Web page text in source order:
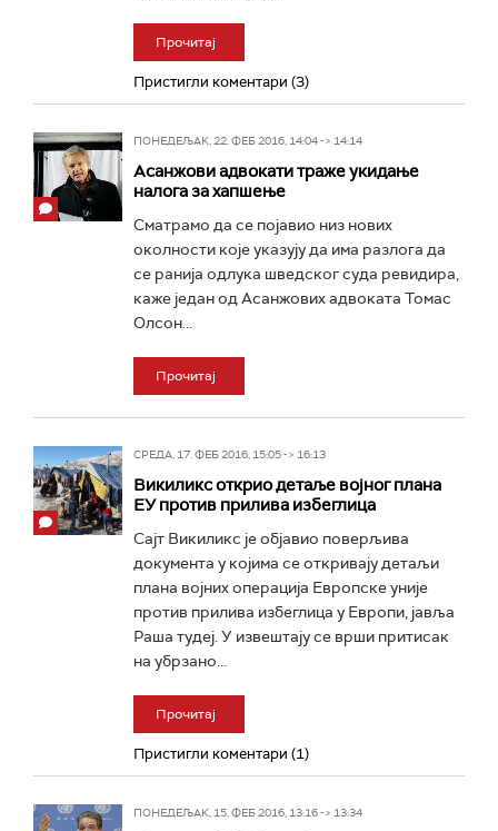
Прочитај
Пристигли коментари (3)
ПОНЕДЕЉАК, 22. ФЕБ 2016, 14:04 -> 14:14
Асанжови адвокати траже укидање
налога за хапшење
Сматрамо да се појавио низ нових
околности које указују да има разлога да
се ранија одлука шведског суда ревидира,
каже један од Асанжових адвоката Томас
Олсон...
Прочитај
СРЕДА, 17. ФЕБ 2016, 15:05 -> 16:13
Викиликс открио детаље војног плана
ЕУ против прилива избеглица
Сајт Викиликс је објавио поверљива
документа у којима се откривају детаљи
плана војних операција Европске уније
против прилива избеглица у Европи, јавља
Раша тудеј. У извештају се врши притисак
на убрзано...
Прочитај
Пристигли коментари (1)
ПОНЕДЕЉАК, 15. ФЕБ 2016, 13:16 -> 13:34